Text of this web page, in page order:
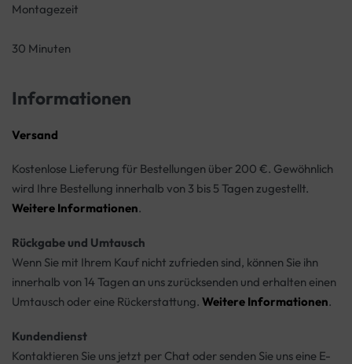
Montagezeit
30 Minuten
Informationen
Versand
Kostenlose Lieferung für Bestellungen über 200 €. Gewöhnlich
wird Ihre Bestellung innerhalb von 3 bis 5 Tagen zugestellt.
Weitere Informationen.
Rückgabe und Umtausch
Wenn Sie mit Ihrem Kauf nicht zufrieden sind, können Sie ihn
innerhalb von 14 Tagen an uns zurücksenden und erhalten einen
Umtausch oder eine Rückerstattung. Weitere Informationen.
Kundendienst
Kontaktieren Sie uns jetzt per Chat oder senden Sie uns eine E-